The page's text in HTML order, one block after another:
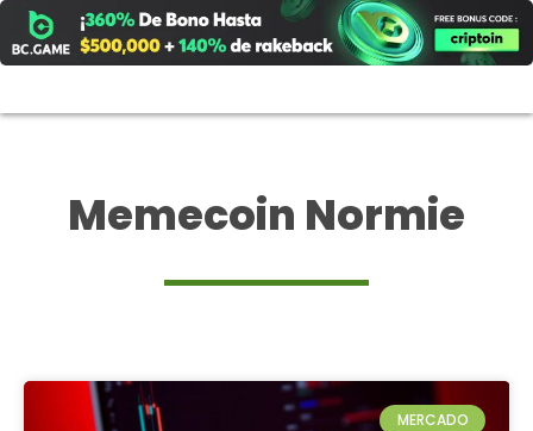
al
contenido
Memecoin Normie
MERCADO